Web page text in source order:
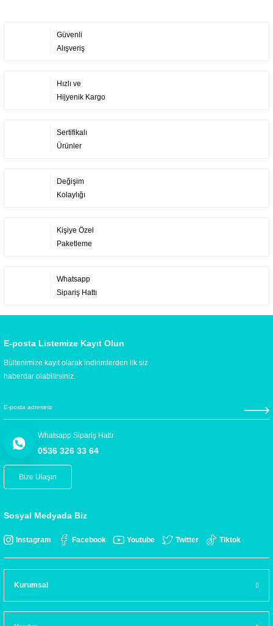
Güvenli
Alışveriş
Hızlı ve
Hijyenik Kargo
Sertifikalı
Ürünler
Değişim
Kolaylığı
Kişiye Özel
Paketleme
Whatsapp
Sipariş Hattı
E-posta Listemize Kayıt Olun
Bültenimize kayıt olarak indirimlerden ilk siz
haberdar olabilirsiniz.
Whatsapp Sipariş Hattı
0536 326 33 64
Bize Ulaşın
Sosyal Medyada Biz
Instagram Facebook Youtube Twitter Tiktok
Kurumsal